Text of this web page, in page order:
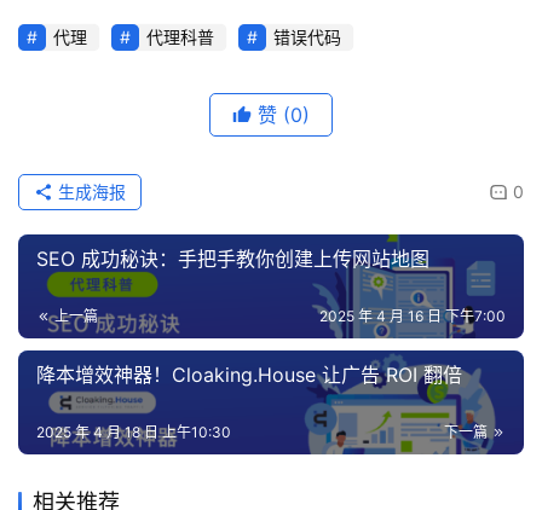
代理 代理科普 错误代码
赞 (0)
0
生成海报
SEO 成功秘诀：手把手教你创建上传网站地图
上一篇 2025 年 4 月 16 日 下午7:00
降本增效神器！Cloaking.House 让广告 ROI 翻倍
下一篇
2025 年 4 月 18 日 上午10:30
相关推荐